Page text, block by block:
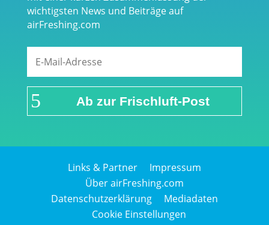
wichtigsten News und Beiträge auf
airFreshing.com
Ab zur Frischluft-Post
Links & Partner
Impressum
Über airFreshing.com
Datenschutzerklärung
Mediadaten
Cookie Einstellungen